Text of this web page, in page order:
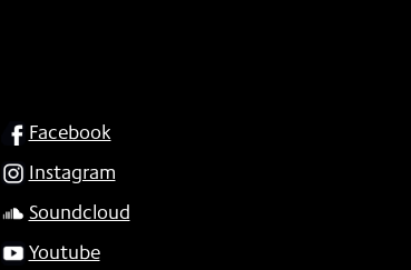
SOCIAL
Facebook
Instagram
Soundcloud
Youtube